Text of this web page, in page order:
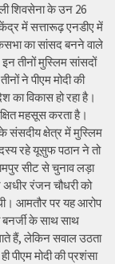
शिवसेना के उन 26
में सत्तारूढ़ एनडीए में
का सांसद बनने वाले
तीनों मुस्लिम सांसदों
ने पीएम मोदी की
का विकास हो रहा है।
महसूस करता है।
संसदीय क्षेत्र में मुस्लिम
रहे यूसुफ पठान ने तो
सीट से चुनाव लड़ा
अधीर रंजन चौधरी को
आमतौर पर यह आरोप
बनर्जी के साथ साथ
हैं, लेकिन सवाल उठता
पीएम मोदी की प्रशंसा